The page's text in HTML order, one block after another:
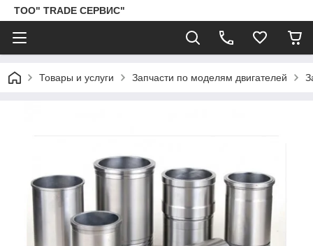
ТОО" TRADE СЕРВИС"
Товары и услуги Запчасти по моделям двигателей